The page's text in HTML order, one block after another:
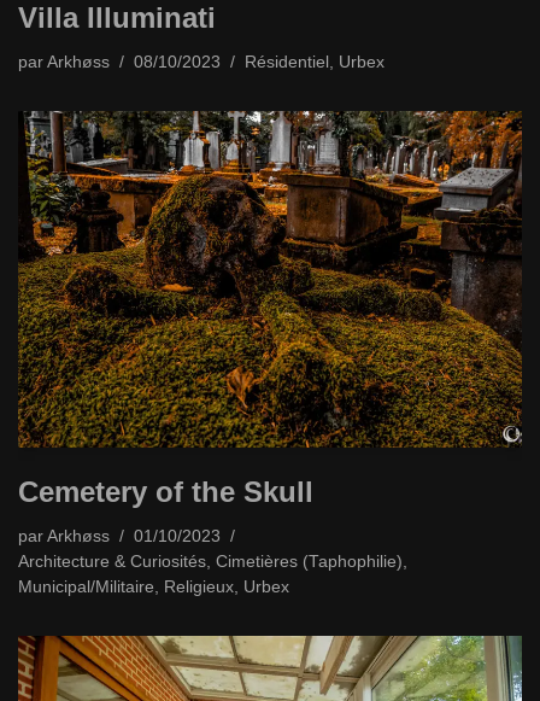
Villa Illuminati
par Arkhøss 08/10/2023 Résidentiel , Urbex
Cemetery of the Skull
par Arkhøss
01/10/2023
Architecture & Curiosités Cimetières (Taphophilie)
Municipal/Militaire
Religieux Urbex